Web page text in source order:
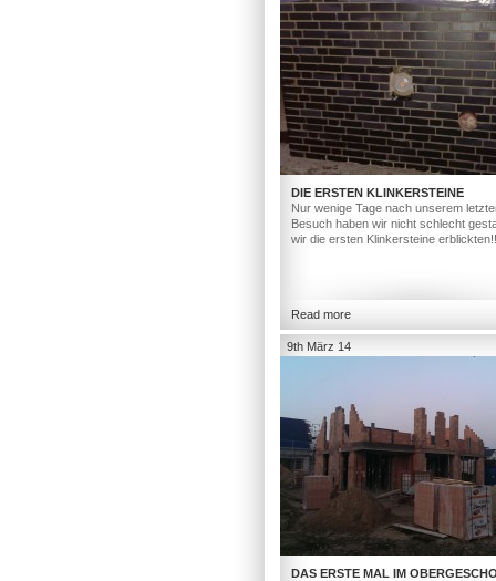
DIE ERSTEN KLINKERSTEINE
Nur wenige Tage nach unserem
Besuch haben wir nicht schlecht
wir die ersten Klinkersteine
Read more
9th März 14
DAS ERSTE MAL IM